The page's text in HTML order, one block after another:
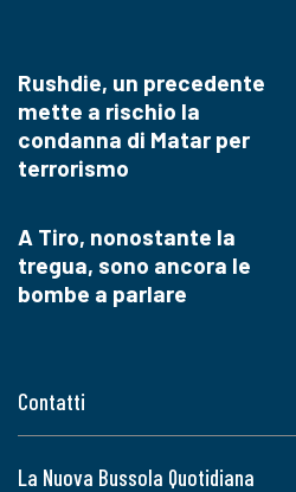
Contatti
La Nuova Bussola Quotidiana
Rushdie, un precedente
mette a rischio la
condanna di Matar per
terrorismo
A Tiro, nonostante la
tregua, sono ancora le
bombe a parlare